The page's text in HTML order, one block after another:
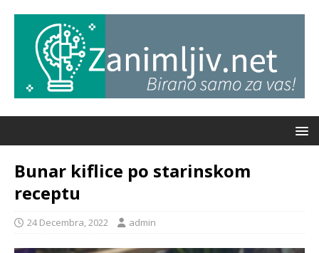
Bunar kiflice po starinskom
receptu
24 Decembra, 2022 admin